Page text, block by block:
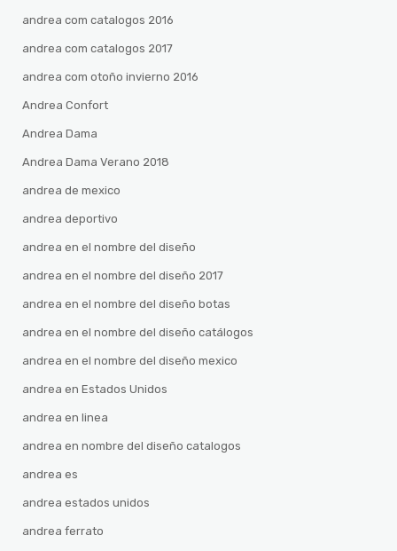
andrea com catalogos 2016
andrea com catalogos 2017
andrea com otoño invierno 2016
Andrea Confort
Andrea Dama
Andrea Dama Verano 2018
andrea de mexico
andrea deportivo
andrea en el nombre del diseño
andrea en el nombre del diseño 2017
andrea en el nombre del diseño botas
andrea en el nombre del diseño catálogos
andrea en el nombre del diseño mexico
andrea en Estados Unidos
andrea en linea
andrea en nombre del diseño catalogos
andrea es
andrea estados unidos
andrea ferrato